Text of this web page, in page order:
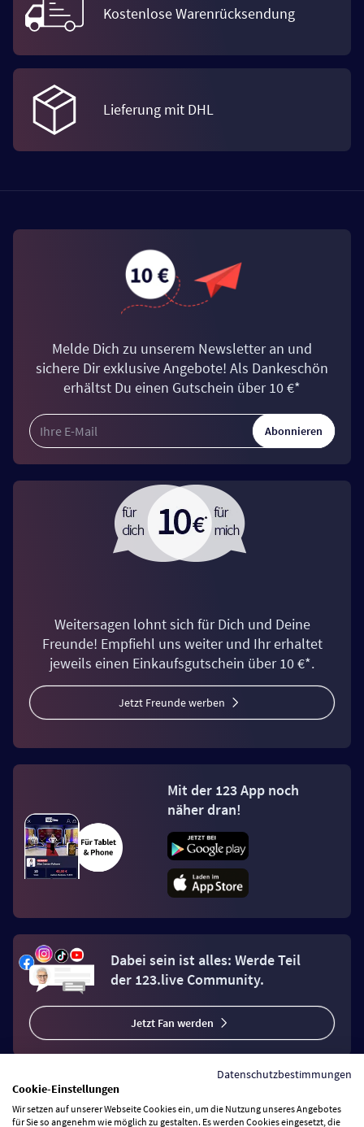
Kostenlose Warenrücksendung
Lieferung mit DHL
Melde Dich zu unserem Newsletter an und
sichere Dir exklusive Angebote! Als Dankeschön
erhältst Du einen Gutschein über 10 €*
Abonnieren
Weitersagen lohnt sich für Dich und Deine
Freunde! Empfiehl uns weiter und Ihr erhaltet
jeweils einen Einkaufsgutschein über 10 €*.
Jetzt Freunde werben
Mit der 123 App noch
näher dran!
Dabei sein ist alles: Werde Teil
der 123.live Community.
Jetzt Fan werden
Vertrag widerrufen
Datenschutzbestimmungen
Cookie-Einstellungen
Wir setzen auf unserer Webseite Cookies ein, um die Nutzung unseres Angebotes
für Sie so angenehm wie möglich zu gestalten. Es werden Cookies eingesetzt, die